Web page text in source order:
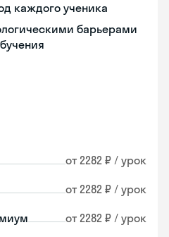
каждого ученика
барьерами
от 2282 ₽ / урок
от 2282 ₽ / урок
от 2282 ₽ / урок